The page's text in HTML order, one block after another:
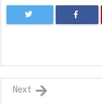
Next